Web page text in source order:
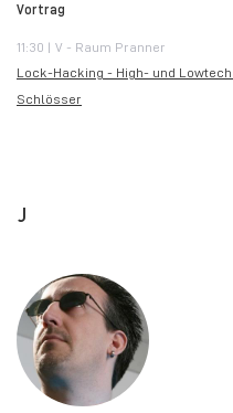
Vortrag
11:30 | V - Raum Pranner
Lock-Hacking - High- und
Schlösser
J